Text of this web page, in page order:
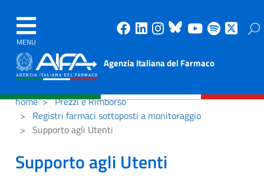
MENU
Facebook
Linkedin
Instagram
Bluesky
Youtube
Spotify
Agenzia Italiana del Farmaco
home
Prezzi e Rimborso
Registri farmaci sottoposti a monitoraggio
Supporto agli Utenti
Supporto agli Utenti